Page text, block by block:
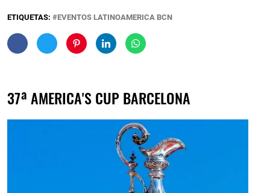
ETIQUETAS: EVENTOS LATINOAMERICA BCN
37ª AMERICA'S CUP BARCELONA